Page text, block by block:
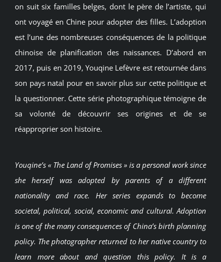
on suit six familles belges, dont le père de l’artiste, qui
ont voyagé en Chine pour adopter des filles. L’adoption
est l’une des nombreuses conséquences de la politique
chinoise de planification des naissances. D’abord en
2017, puis en 2019, Youqine Lefèvre est retournée dans
son pays natal pour en savoir plus sur cette politique et
la questionner. Cette série photographique témoigne de
sa volonté de découvrir ses origines et de se
réapproprier son histoire.
Youqine’s « The Land of Promises » is a personal work since
she herself was adopted by parents of a different
nationality and race. Her series expands to become
societal, political, social, economic and cultural. Adoption
is one of the many consequences of China’s birth planning
policy. The photographer returned to her native country to
learn more about and question this policy. It is a